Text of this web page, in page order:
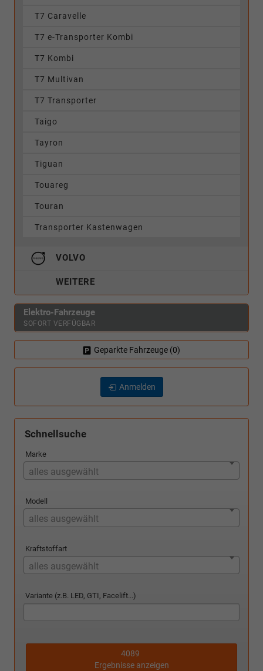
T7 Caravelle
T7 e-Transporter Kombi
T7 Kombi
T7 Multivan
T7 Transporter
Taigo
Tayron
Tiguan
Touareg
Touran
Transporter Kastenwagen
VOLVO
WEITERE
Elektro-Fahrzeuge
SOFORT VERFÜGBAR
Geparkte Fahrzeuge (0)
Anmelden
Schnellsuche
Marke
alles ausgewählt
Modell
alles ausgewählt
Kraftstoffart
alles ausgewählt
Variante (z.B. LED, GTI, Facelift...)
4089
Ergebnisse anzeigen